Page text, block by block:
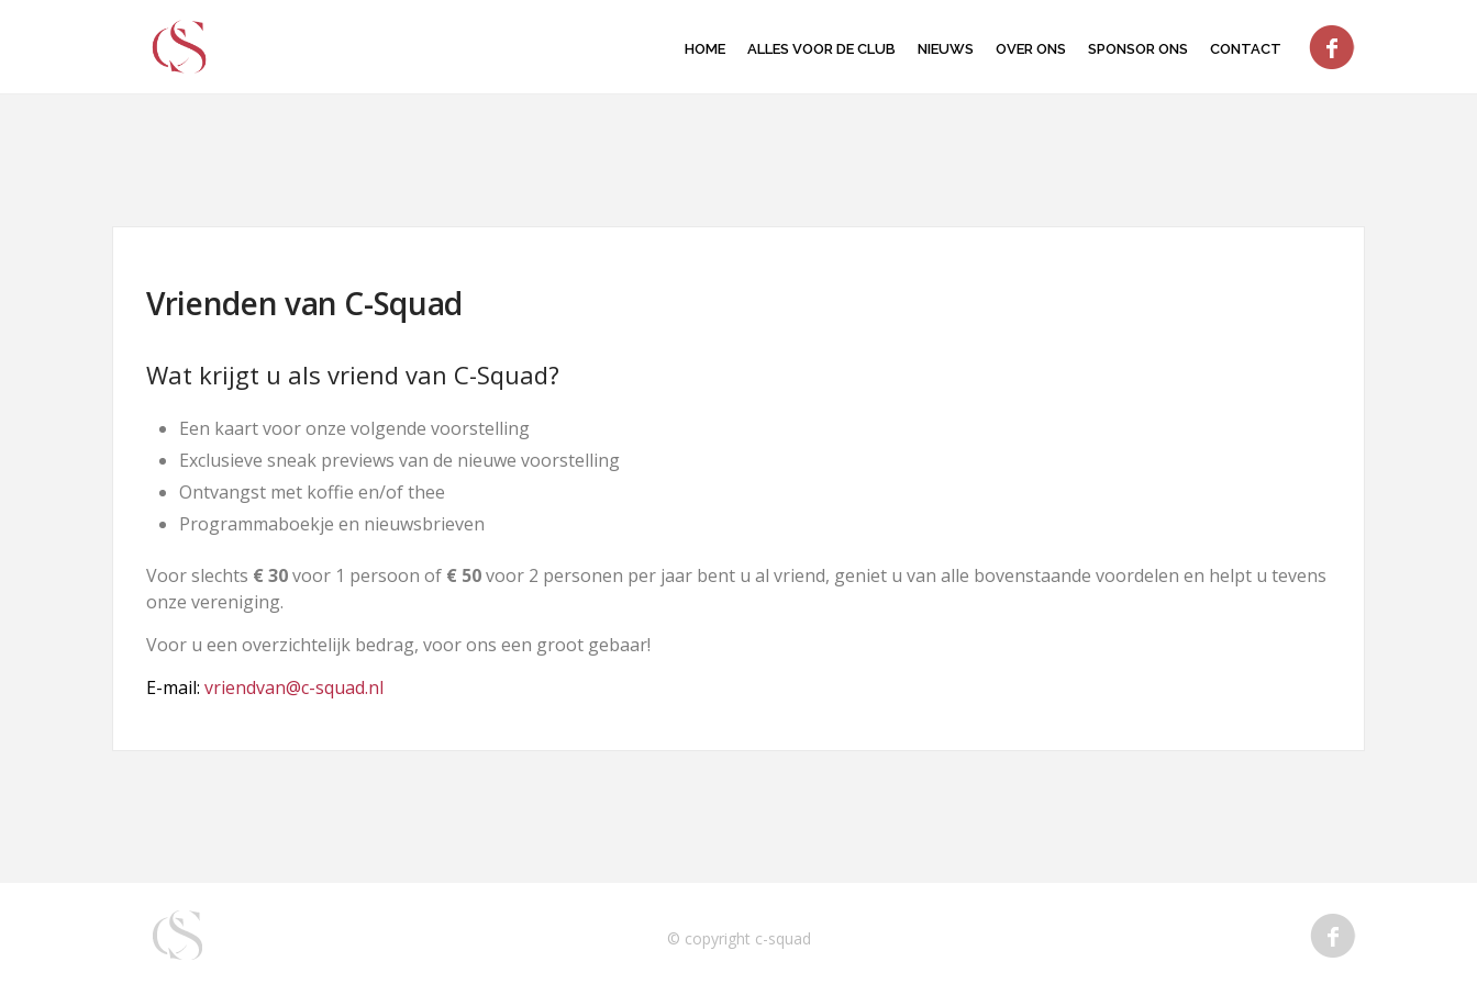
HOME ALLES VOOR DE CLUB NIEUWS OVER ONS SPONSOR ONS CONTACT
Vrienden van C-Squad
Wat krijgt u als vriend van C-Squad?
Een kaart voor onze volgende voorstelling
Exclusieve sneak previews van de nieuwe voorstelling
Ontvangst met koffie en/of thee
Programmaboekje en nieuwsbrieven
Voor slechts € 30voor 1 persoon of € 50voor 2 personen per jaar bent u al vriend, geniet u van alle bovenstaande voordelen en helpt u tevens
onze vereniging.
Voor u een overzichtelijk bedrag, voor ons een groot gebaar!
E-mail: vriendvan@c-squad.nl
© copyright c-squad